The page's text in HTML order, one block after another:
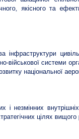
якісного та
системи
національної
і незмінних
цілях